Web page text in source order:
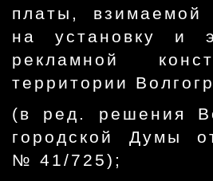
платы, взимаемой
на установку и
рекламной
территории
(в ред. решения
городской Думы
№ 41/725);